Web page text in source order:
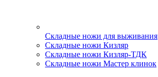
Складные ножи для выживания
Складные ножи Кизляр
Складные ножи Кизляр-ТДК
Складные ножи Мастер клинок